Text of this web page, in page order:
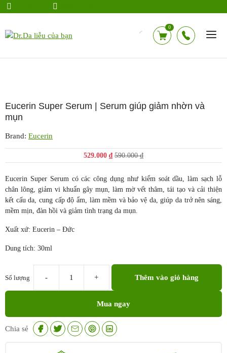
Chuyển
dung
0
Eucerin Super Serum | Serum giúp giảm nhờn và
mụn
Brand: Eucerin
590.000₫
Giá
gốc
là:
590.000 ₫.
529.000₫ Giá
hiện
tại
là:
529.000 ₫.
Eucerin Super Serum có các công dụng như kiểm soát dầu, làm sạch lỗ
chân lông, giảm vi khuẩn gây mụn, làm mờ vết thâm, tái tạo và cải thiện
kết cấu da, cung cấp độ ẩm, làm mềm và bảo vệ da, giúp da trở nên sáng,
mềm mịn, đàn hồi và giảm tình trạng da mụn.
Xuất xứ: Eucerin – Đức
Dung tích: 30ml
Số lượng
Serum
|
Serum
giúp
Thêm vào giỏ hàng
Mua ngay
Chia sẻ